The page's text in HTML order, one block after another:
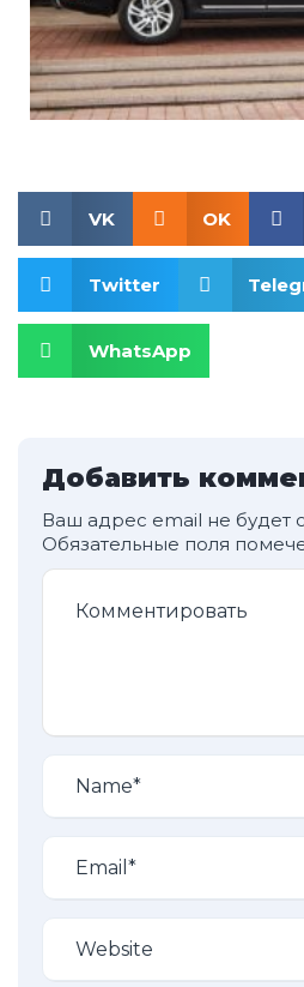
VK OK
Twitter
WhatsApp
Добавить
Ваш адрес email не будет
Обязательные поля